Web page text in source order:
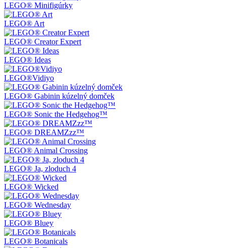
LEGO® Minifigúrky
LEGO® Art
LEGO® Creator Expert
LEGO® Ideas
LEGO®Vidiyo
LEGO® Gabinin kúzelný domček
LEGO® Sonic the Hedgehog™
LEGO® DREAMZzz™
LEGO® Animal Crossing
LEGO® Ja, zloduch 4
LEGO® Wicked
LEGO® Wednesday
LEGO® Bluey
LEGO® Botanicals